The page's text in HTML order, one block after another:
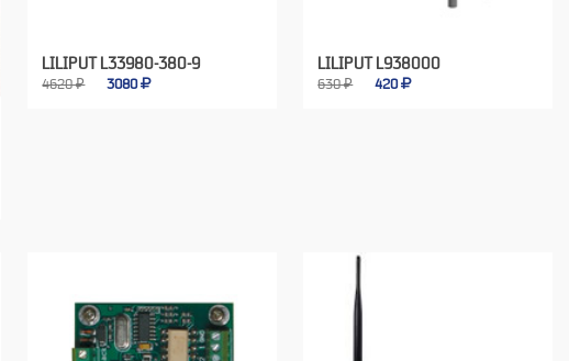
LILIPUT L33980-380-9
4620 ₽ 3080
LILIPUT L938000
630 ₽ 420